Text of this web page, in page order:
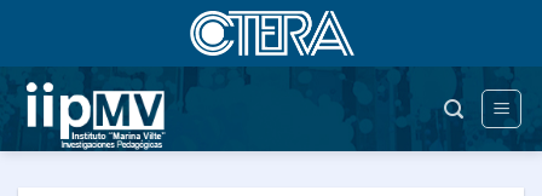
contenido